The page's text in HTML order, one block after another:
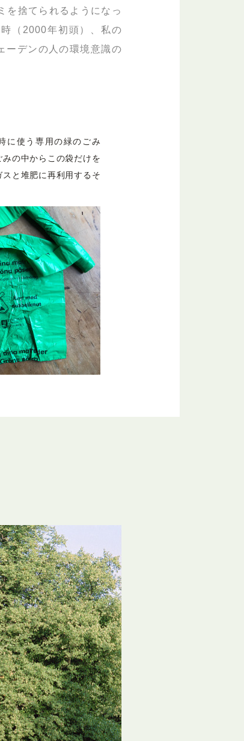
を捨てられるようになっ
（2000年初頭）、私の
ーデンの人の環境意識の
に使う専用の緑のごみ
の中からこの袋だけを
と堆肥に再利用するそ